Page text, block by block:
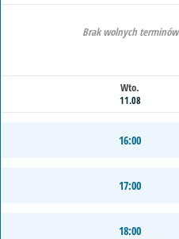
Brak wolnych terminów
Wto.
11.08
16:00
17:00
18:00